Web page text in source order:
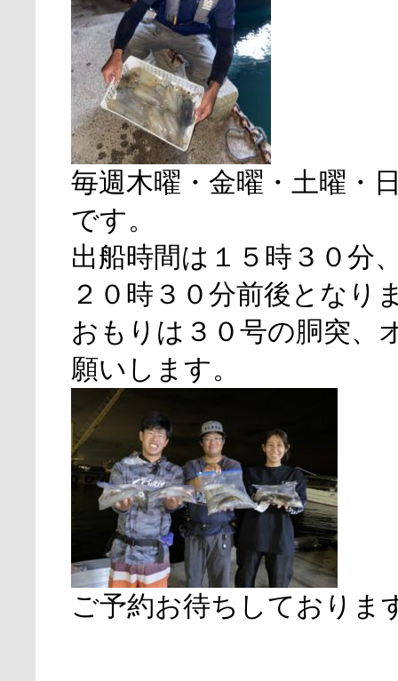
毎週木曜・金曜・土曜・
です。
出船時間は１５時３０分
２０時３０分前後となり
おもりは３０号の胴突、
願いします。
ご予約お待ちしておりま